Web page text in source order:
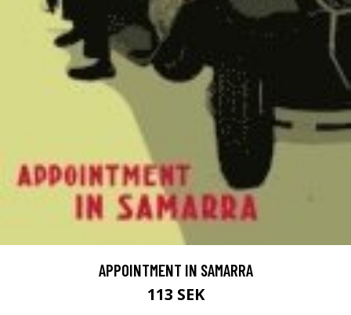
APPOINTMENT IN SAMARRA
113 SEK